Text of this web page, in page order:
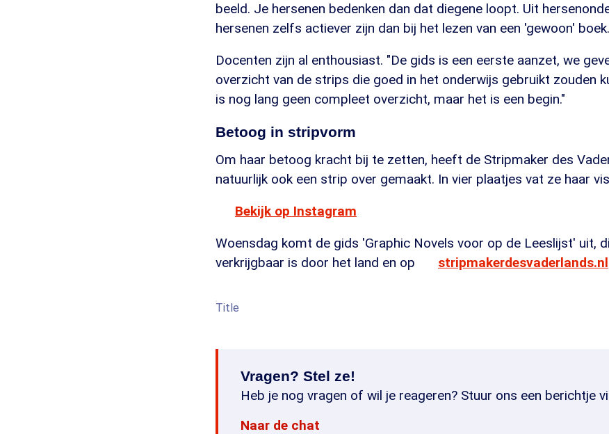
beeld. Je hersenen bedenken dan dat diegene loopt. Uit
hersenen zelfs actiever zijn dan bij het lezen van een 'gewoon'
Docenten zijn al enthousiast. "De gids is een eerste aanzet, we
overzicht van de strips die goed in het onderwijs gebruikt zouden
is nog lang geen compleet overzicht, maar het is een begin."
Betoog in stripvorm
Om haar betoog kracht bij te zetten, heeft de Stripmaker des
natuurlijk ook een strip over gemaakt. In vier plaatjes vat ze haar
Bekijk op Instagram
Woensdag komt de gids 'Graphic Novels voor op de Leeslijst' uit,
verkrijgbaar is door het land en op
stripmakerdesvaderlands.nl
Title
Vragen? Stel ze!
Heb je nog vragen of wil je reageren? Stuur ons een berichtje
Naar de chat